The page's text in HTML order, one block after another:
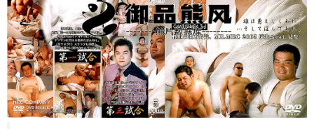
[mec] 我武者裸之参 裸性悶
当前隐藏内容需要支付100熊币 已有54人支付 登录
立刻注册 0 收藏